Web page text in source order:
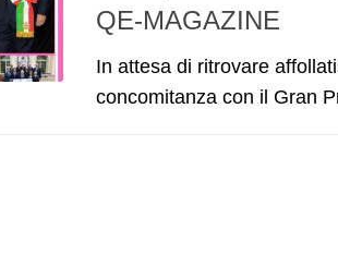
QE-MAGAZINE
In attesa di ritrovare
concomitanza con il Gran